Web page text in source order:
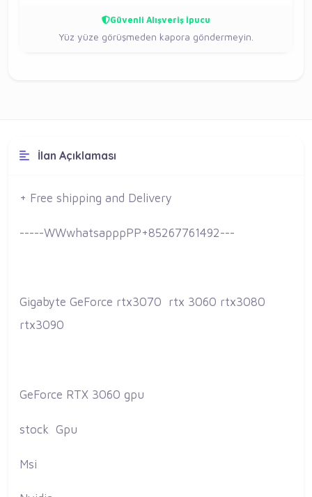
Güvenli Alışveriş İpucu
Yüz yüze görüşmeden kapora göndermeyin.
İlan Açıklaması
+ Free shipping and Delivery
-----WWwhatsapppPP+85267761492---
Gigabyte GeForce rtx3070 rtx 3060 rtx3080
rtx3090
GeForce RTX 3060 gpu
stock Gpu
Msi